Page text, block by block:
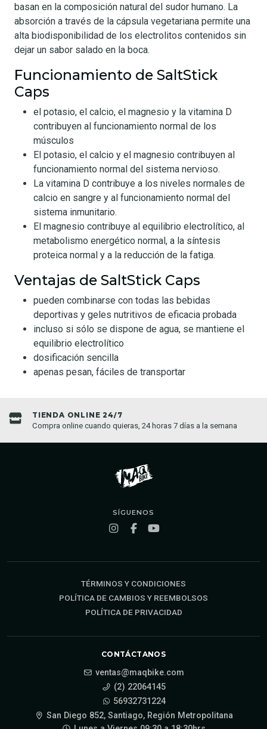
basan en la composición natural del sudor humano. La
absorción a través de la cápsula vegetariana permite una
alta biodisponibilidad de los electrolitos contenidos sin
dejar un sabor salado en la boca.
Funcionamiento de SaltStick
Caps
el potasio, el calcio, el magnesio y la vitamina D
contribuyen al funcionamiento normal de los
músculos
El potasio, el calcio y el magnesio contribuyen al
funcionamiento normal del sistema nervioso.
La vitamina D contribuye a los niveles normales de
calcio en sangre y al funcionamiento normal del
sistema inmunitario.
El magnesio contribuye al equilibrio electrolítico, al
metabolismo energético normal, a la síntesis
proteica normal y a la reducción de la fatiga.
Ventajas de SaltStick Caps
pueden combinarse con todas las bebidas
deportivas y geles nutritivos de eficacia probada
incluso si sólo se dispone de agua, se mantiene el
equilibrio electrolítico
dosificación sencilla
apenas pesan, fáciles de transportar
TIENDA ONLINE 24/7
Compra online cuando quieras, 24 horas 7 días a la semana
SÍGUENOS
TÉRMINOS Y CONDICIONES
POLÍTICA DE CAMBIOS Y REEMBOLSOS
POLÍTICA DE PRIVACIDAD
CONTÁCTANOS
ventas@maqbike.com
(2) 22064145
56932731224
San Diego 852, Santiago, Región Metropolitana